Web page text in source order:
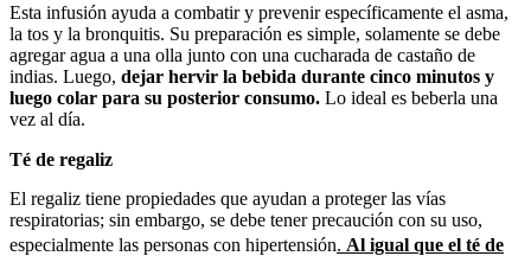
Esta infusión ayuda a combatir y prevenir específicamente el asma,
la tos y la bronquitis. Su preparación es simple, solamente se debe
agregar agua a una olla junto con una cucharada de castaño de
indias. Luego, dejar hervir la bebida durante cinco minutos y
luego colar para su posterior consumo. Lo ideal es beberla una
vez al día.
Té de regaliz
El regaliz tiene propiedades que ayudan a proteger las vías
respiratorias; sin embargo, se debe tener precaución con su uso,
especialmente las personas con hipertensión. Al igual que el té de